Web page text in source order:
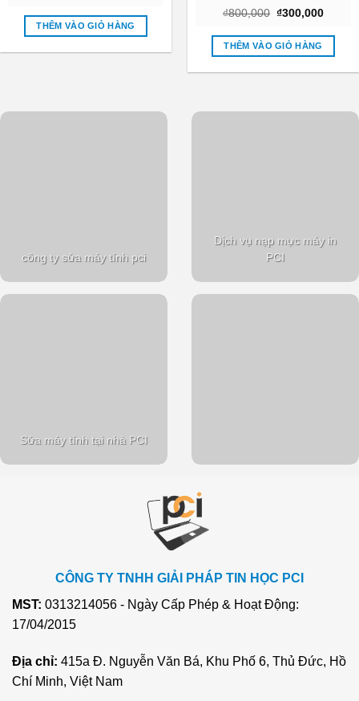
là:
₫950,000.
tại
₫650,000.
THÊM VÀO GIỎ HÀNG
Giá Tốt
₫800,000 Giá
là:
₫800,000.
₫300,000Giá
tại
THÊM VÀO GIỎ HÀNG
công ty sửa máy tính pci
Dịch vụ nạp mực máy in
PCI
Sửa máy tính tại nhà PCI
CÔNG TY TNHH GIẢI PHÁP TIN HỌC PCI
MST: 0313214056 - Ngày Cấp Phép & Hoạt Động:
17/04/2015
Địa chỉ: 415a Đ. Nguyễn Văn Bá, Khu Phố 6, Thủ Đức, Hồ
Chí Minh, Việt Nam